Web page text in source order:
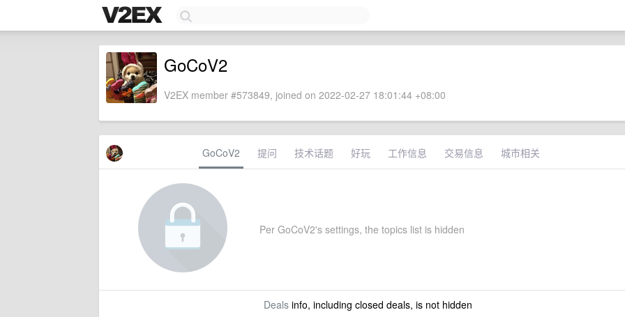
GoCoV2
V2EX member #573849, joined on 2022-02-27 18:01:44 +08:00
GoCoV2 提问 技术话题 好玩 工作信息 交易信息 城市相关
Per GoCoV2's settings, the topics list is hidden
Dealsinfo, including closed deals, is not hidden